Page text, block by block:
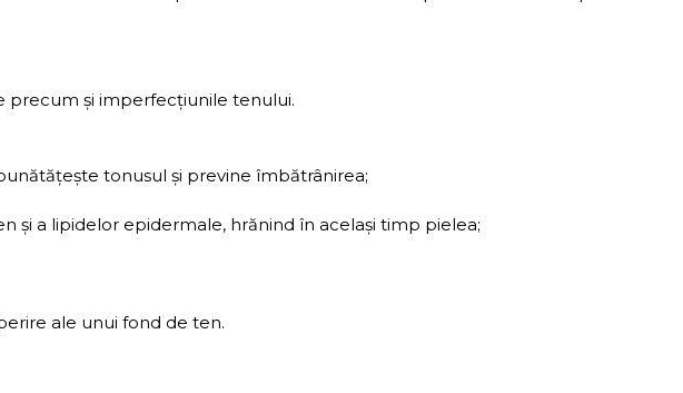
precum și imperfecțiunile tenului.
tonusul și previne îmbătrânirea;
și a lipidelor epidermale, hrănind în același timp pielea;
ale unui fond de ten.